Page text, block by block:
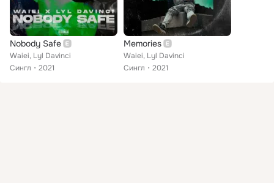
Nobody Safe
Waiei, Lyl Davinci
Сингл
2021
Memories
Waiei, Lyl Davinci
Сингл
2021